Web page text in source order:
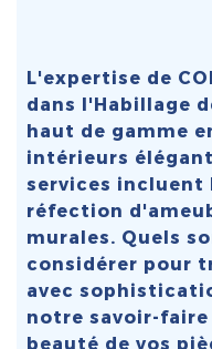
L'expertise de
dans l'Habillage
haut de gamme
intérieurs
services
réfection
murales. Quels
considérer pour
avec
notre savoir-
beauté de vos